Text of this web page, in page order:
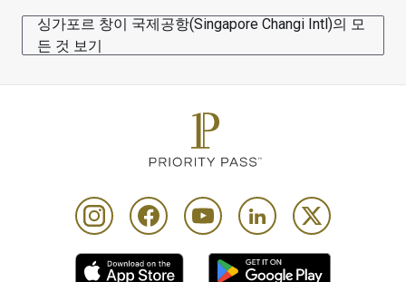
싱가포르 창이 국제공항(Singapore Changi Intl)의 모
든 것 보기